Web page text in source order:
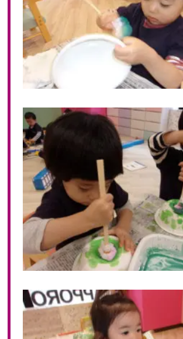
2018年 12月(12)
2018年 11月(18)
2018年 10月(17)
2018年 09月(15)
2018年 08月(19)
2018年 06月(21)
2018年 05月(11)